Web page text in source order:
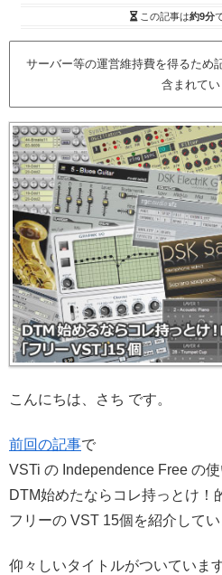
この記事は約9分
サーバー等の運営維持費を得るため
含まれてい
こんにちは、さち です。
前回の記事で
VSTi の Independence Free の
DTM始めたならコレ持っとけ！
フリーの VST 15個を紹介してい
仰々しいタイトルがついていま